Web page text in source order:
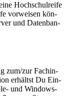
Hoch­schul­reife
vor­wei­sen kön­
und Daten­ban­
zum/zur Fach­in­
erhältst Du Ein­
und Win­dows-